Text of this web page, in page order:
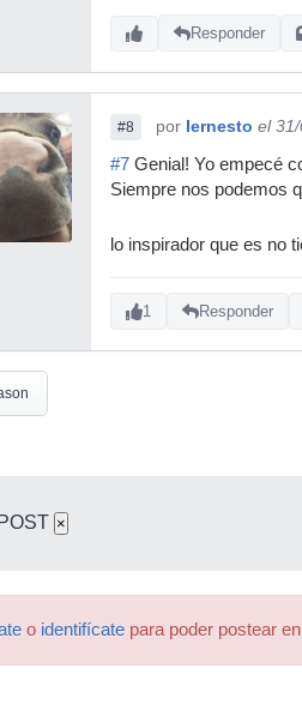
Responder
#8 por Iernesto el
#7 Genial! Yo empecé
Siempre nos podemos
lo inspirador que es no
1 Responder
×
o identifícate para poder postear